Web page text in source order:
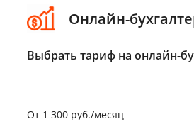
Онлайн-
Выбрать тариф на онлайн-
От 1 300 руб./месяц